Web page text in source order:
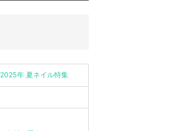
2025年 夏ネイル特集